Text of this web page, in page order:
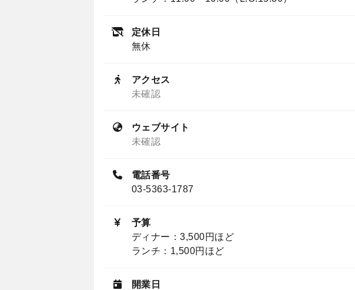
定休日
無休
アクセス
未確認
ウェブサイト
未確認
電話番号
03-5363-1787
予算
ディナー：3,500円ほど
ランチ：1,500円ほど
開業日